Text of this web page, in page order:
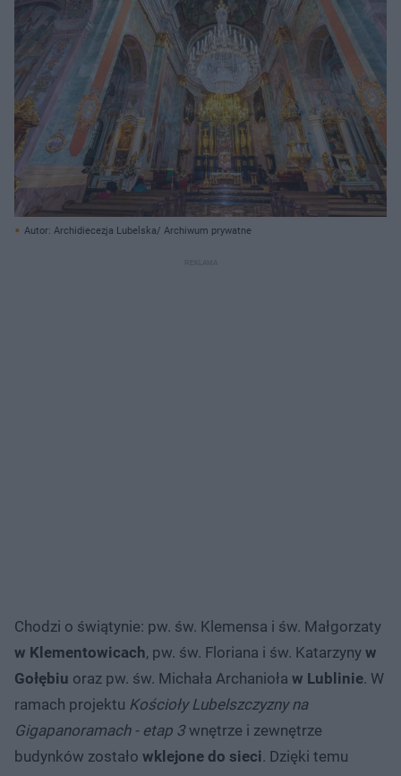
Autor: Archidiecezja Lubelska/ Archiwum prywatne
Chodzi o świątynie: pw. św. Klemensa i św. Małgorzaty
w Klementowicach, pw. św. Floriana i św. Katarzyny w
Gołębiu oraz pw. św. Michała Archanioła w Lublinie. W
ramach projektu Kościoły Lubelszczyzny na
Gigapanoramach - etap 3wnętrze i zewnętrze
budynków zostało wklejone do sieci. Dzięki temu